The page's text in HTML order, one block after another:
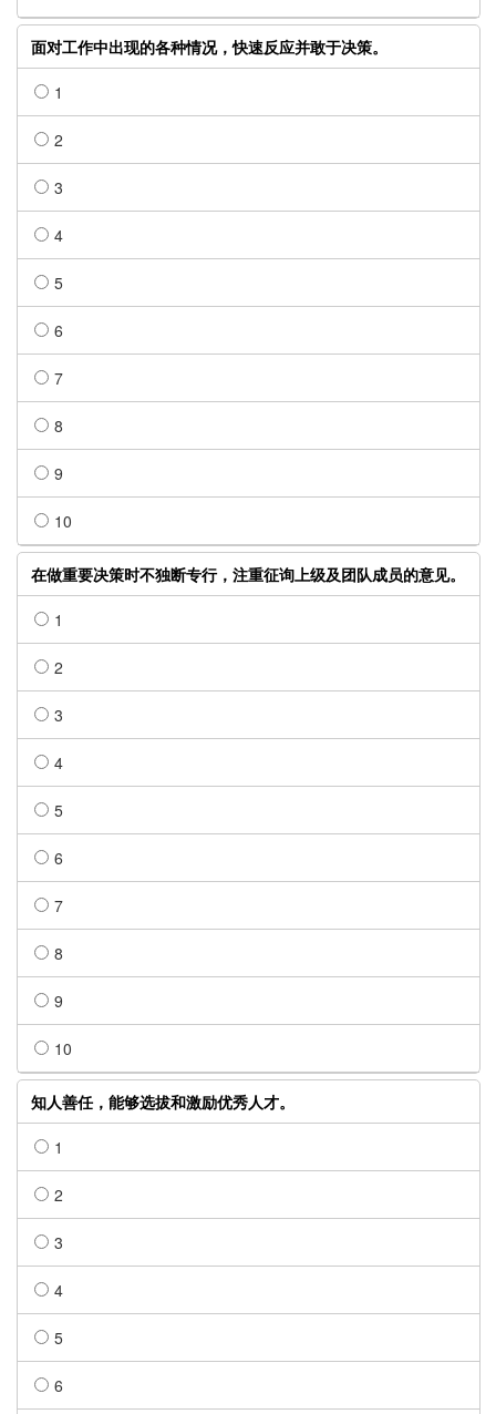
面对工作中出现的各种情况，快速反应并敢于决策。
1
2
3
4
5
6
7
8
9
10
在做重要决策时不独断专行，注重征询上级及团队成员的意见。
1
2
3
4
5
6
7
8
9
10
知人善任，能够选拔和激励优秀人才。
1
2
3
4
5
6